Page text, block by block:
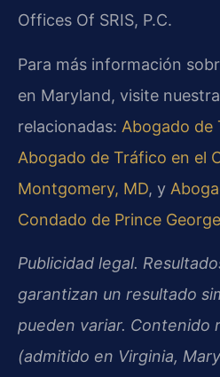
Offices Of SRIS, P.C.
Para más información
en Maryland, visite
relacionadas: Abogado de
Abogado de Tráfico en el
Montgomery, MD, y
Condado de Prince
Publicidad legal.
garantizan un resultado
pueden variar. Contenido
(admitido en Virginia,